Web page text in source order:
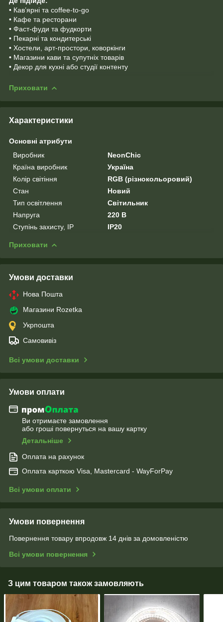
• Кав’ярні та coffee-to-go
• Кафе та ресторани
• Фаст-фуди та фудкорти
• Пекарні та кондитерські
• Хостели, арт-простори, коворкінги
• Магазини кави та супутніх товарів
• Декор для кухні або студії контенту
Приховати
Характеристики
Основні атрибути
Виробник
NeonChic
Країна виробник
Україна
Колір світіння
RGB (різнокольоровий)
Стан
Новий
Тип освітлення
Світильник
Напруга
220 В
Ступінь захисту, IP
IP20
Приховати
Умови доставки
Нова Пошта
Магазини Rozetka
Укрпошта
Самовивіз
Всі умови доставки
Умови оплати
Ви отримаєте замовлення
або гроші повернуться на вашу картку
Детальніше
Оплата на рахунок
Оплата карткою Visa, Mastercard - WayForPay
Всі умови оплати
Умови повернення
Повернення товару впродовж 14 днів за домовленістю
Всі умови повернення
З цим товаром також замовляють